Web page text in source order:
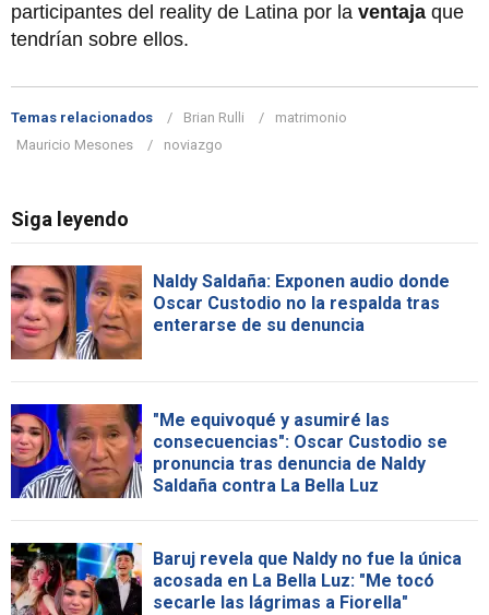
participantes del reality de Latina por la ventaja que
tendrían sobre ellos.
Temas relacionados Brian Rulli
matrimonio
Mauricio Mesones
noviazgo
Siga leyendo
Naldy Saldaña: Exponen audio donde
Oscar Custodio no la respalda tras
enterarse de su denuncia
"Me equivoqué y asumiré las
consecuencias": Oscar Custodio se
pronuncia tras denuncia de Naldy
Saldaña contra La Bella Luz
Baruj revela que Naldy no fue la única
acosada en La Bella Luz: "Me tocó
secarle las lágrimas a Fiorella"